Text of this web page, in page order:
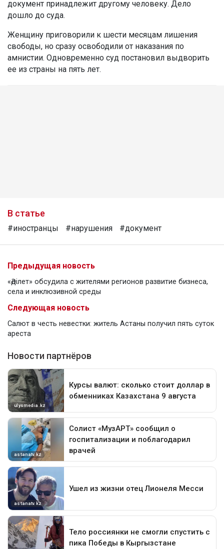
документ принадлежит другому человеку. Дело
дошло до суда.
Женщину приговорили к шести месяцам лишения
свободы, но сразу освободили от наказания по
амнистии. Одновременно суд постановил выдворить
ее из страны на пять лет.
В статье
#иностранцы #нарушения #документ
Предыдущая новость
«Әділет» обсудила с жителями регионов развитие бизнеса,
села и инклюзивной среды
Следующая новость
Салют в честь невестки: житель Астаны получил пять суток
ареста